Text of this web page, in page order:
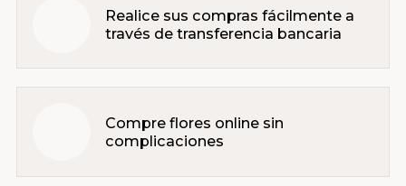
Realice sus compras fácilmente a
través de transferencia bancaria
Compre flores online sin
complicaciones